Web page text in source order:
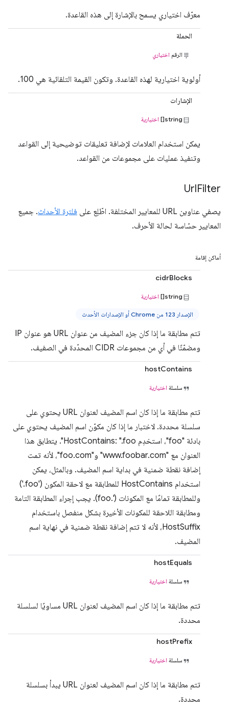
معرّف اختياري يسمح بالإشارة إلى هذه القاعدة.
الحملة
الرقم اختياري
أولوية اختيارية لهذه القاعدة. وتكون القيمة التلقائية هي 100.
الإشارات
string[] اختيارية
يمكن استخدام العلامات لإضافة تعليقات توضيحية إلى القواعد
وتنفيذ عمليات على مجموعات من القواعد.
UrlFilter
يصفي عناوين URL للمعايير المختلفة. اطّلِع على فلترة الأحداث. جميع
المعايير حسّاسة لحالة الأحرف.
أماكن إقامة
cidrBlocks
string[] اختيارية
الإصدار 123 من Chrome أو الإصدارات الأحدث
تتم مطابقة ما إذا كان جزء المضيف من عنوان URL هو عنوان IP
ومضمّنًا في أي من مجموعات CIDR المحدّدة في الصفيف.
hostContains
سلسلة اختيارية
تتم مطابقة ما إذا كان اسم المضيف لعنوان URL يحتوي على
سلسلة محددة. لاختبار ما إذا كان مكوّن اسم المضيف يحتوي على
بادئة "foo"، استخدِم HostContains: ".foo". يتطابق هذا
العنوان مع "www.foobar.com" و"foo.com"، لأنه تمت
إضافة نقطة ضمنية في بداية اسم المضيف. وبالمثل، يمكن
استخدام HostContains للمطابقة مع لاحقة المكون ('foo.')
وللمطابقة تمامًا مع المكونات ('.foo). يجب إجراء المطابقة التامة
ومطابقة اللاحقة للمكونات الأخيرة بشكل منفصل باستخدام
HostSuffix، لأنه لا تتم إضافة نقطة ضمنية في نهاية اسم
المضيف.
hostEquals
سلسلة اختيارية
تتم مطابقة ما إذا كان اسم المضيف لعنوان URL مساويًا لسلسلة
محددة.
hostPrefix
سلسلة اختيارية
تتم مطابقة ما إذا كان اسم المضيف لعنوان URL يبدأ بسلسلة
محددة.